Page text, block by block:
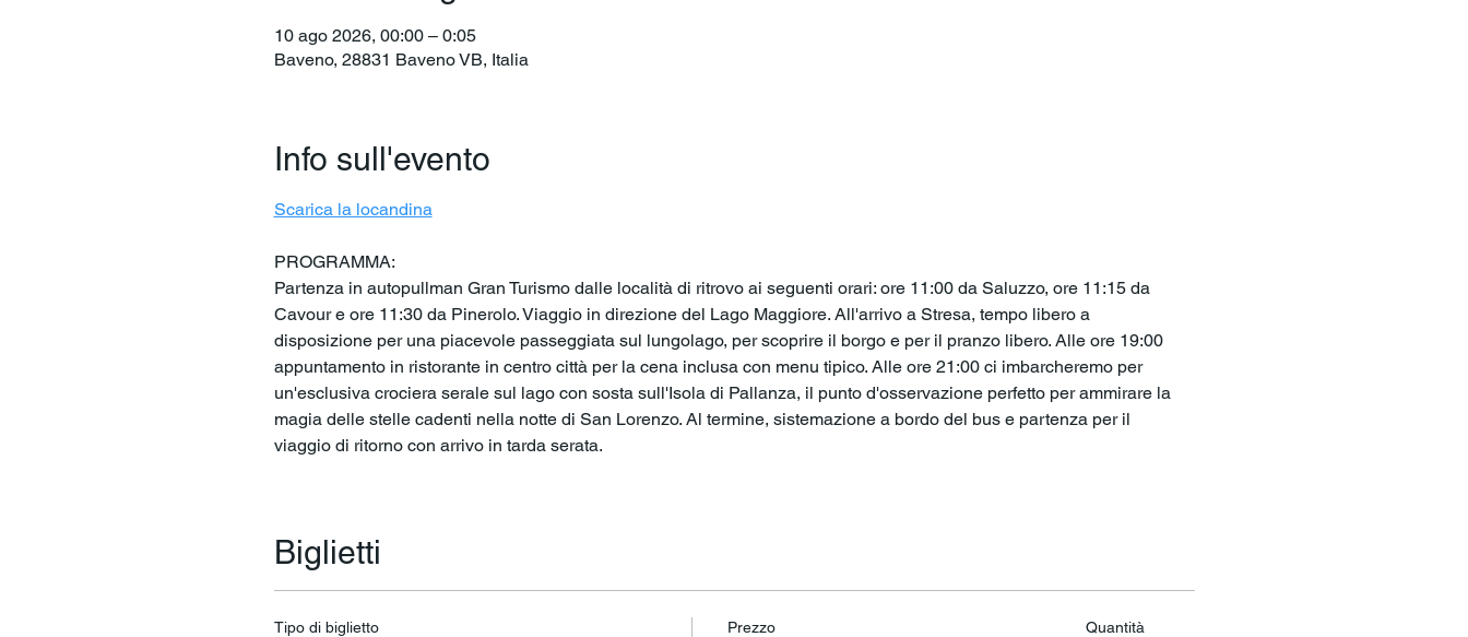
10 ago 2026, 00:00 – 0:05
Baveno, 28831 Baveno VB, Italia
Info sull'evento
Scarica la locandina
PROGRAMMA:
Partenza in autopullman Gran Turismo dalle località di ritrovo ai seguenti orari: ore 11:00 da Saluzzo, ore 11:15 da
Cavour e ore 11:30 da Pinerolo. Viaggio in direzione del Lago Maggiore. All'arrivo a Stresa, tempo libero a
disposizione per una piacevole passeggiata sul lungolago, per scoprire il borgo e per il pranzo libero. Alle ore 19:00
appuntamento in ristorante in centro città per la cena inclusa con menu tipico. Alle ore 21:00 ci imbarcheremo per
un'esclusiva crociera serale sul lago con sosta sull'Isola di Pallanza, il punto d'osservazione perfetto per ammirare la
magia delle stelle cadenti nella notte di San Lorenzo. Al termine, sistemazione a bordo del bus e partenza per il
viaggio di ritorno con arrivo in tarda serata.
Biglietti
Tipo di biglietto Prezzo Quantità